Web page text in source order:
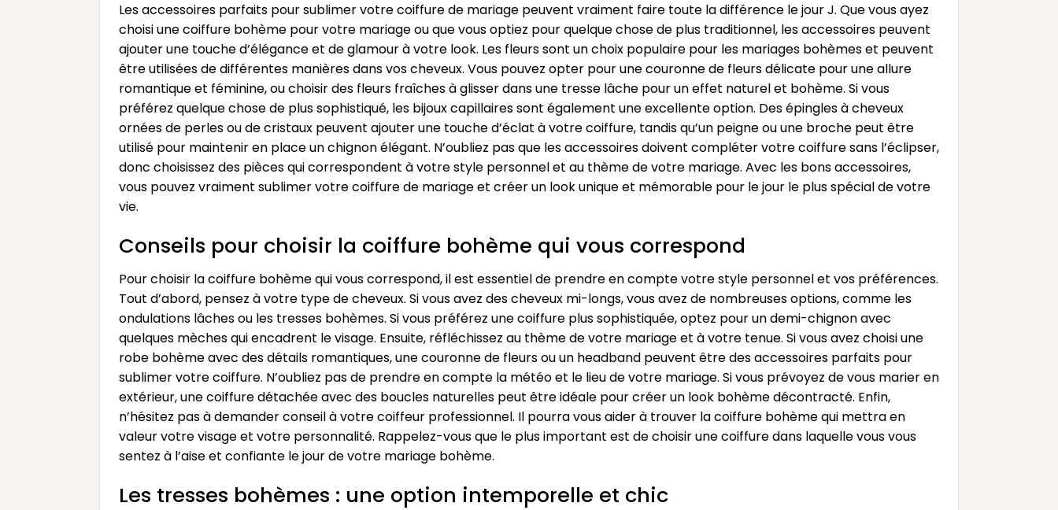
Les accessoires parfaits pour sublimer votre coiffure de mariage peuvent vraiment faire toute la différence le jour J. Que vous ayez
choisi une coiffure bohème pour votre mariage ou que vous optiez pour quelque chose de plus traditionnel, les accessoires peuvent
ajouter une touche d’élégance et de glamour à votre look. Les fleurs sont un choix populaire pour les mariages bohèmes et peuvent
être utilisées de différentes manières dans vos cheveux. Vous pouvez opter pour une couronne de fleurs délicate pour une allure
romantique et féminine, ou choisir des fleurs fraîches à glisser dans une tresse lâche pour un effet naturel et bohème. Si vous
préférez quelque chose de plus sophistiqué, les bijoux capillaires sont également une excellente option. Des épingles à cheveux
ornées de perles ou de cristaux peuvent ajouter une touche d’éclat à votre coiffure, tandis qu’un peigne ou une broche peut être
utilisé pour maintenir en place un chignon élégant. N’oubliez pas que les accessoires doivent compléter votre coiffure sans l’éclipser,
donc choisissez des pièces qui correspondent à votre style personnel et au thème de votre mariage. Avec les bons accessoires,
vous pouvez vraiment sublimer votre coiffure de mariage et créer un look unique et mémorable pour le jour le plus spécial de votre
vie.
Conseils pour choisir la coiffure bohème qui vous correspond
Pour choisir la coiffure bohème qui vous correspond, il est essentiel de prendre en compte votre style personnel et vos préférences.
Tout d’abord, pensez à votre type de cheveux. Si vous avez des cheveux mi-longs, vous avez de nombreuses options, comme les
ondulations lâches ou les tresses bohèmes. Si vous préférez une coiffure plus sophistiquée, optez pour un demi-chignon avec
quelques mèches qui encadrent le visage. Ensuite, réfléchissez au thème de votre mariage et à votre tenue. Si vous avez choisi une
robe bohème avec des détails romantiques, une couronne de fleurs ou un headband peuvent être des accessoires parfaits pour
sublimer votre coiffure. N’oubliez pas de prendre en compte la météo et le lieu de votre mariage. Si vous prévoyez de vous marier en
extérieur, une coiffure détachée avec des boucles naturelles peut être idéale pour créer un look bohème décontracté. Enfin,
n’hésitez pas à demander conseil à votre coiffeur professionnel. Il pourra vous aider à trouver la coiffure bohème qui mettra en
valeur votre visage et votre personnalité. Rappelez-vous que le plus important est de choisir une coiffure dans laquelle vous vous
sentez à l’aise et confiante le jour de votre mariage bohème.
Les tresses bohèmes : une option intemporelle et chic